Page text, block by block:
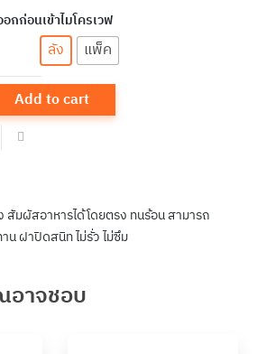
กก่อนเข้าไมโครเวฟ
ลัง แพ็ค
Add to cart
ผัสอาหารได้โดยตรง ทนร้อน สามารถ
าน ฝาปิดสนิท ไม่รั่ว ไม่ซึม
าจชอบ